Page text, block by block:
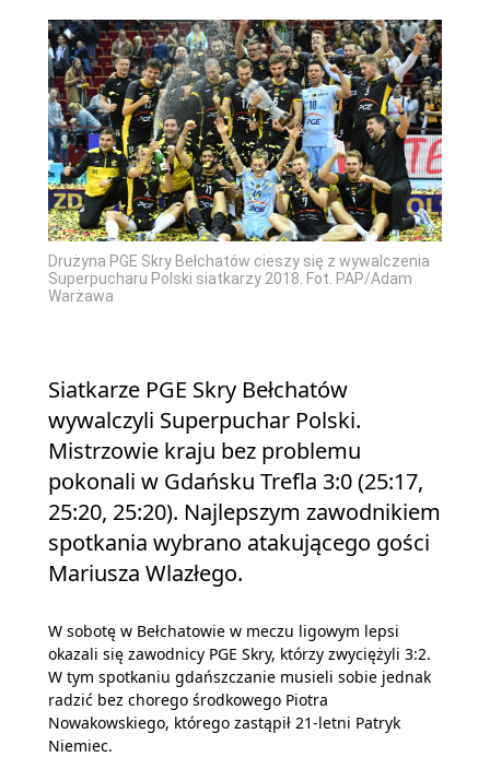
Drużyna PGE Skry Bełchatów cieszy się z wywalczenia
Superpucharu Polski siatkarzy 2018. Fot. PAP/Adam
Warżawa
Siatkarze PGE Skry Bełchatów
wywalczyli Superpuchar Polski.
Mistrzowie kraju bez problemu
pokonali w Gdańsku Trefla 3:0 (25:17,
25:20, 25:20). Najlepszym zawodnikiem
spotkania wybrano atakującego gości
Mariusza Wlazłego.
W sobotę w Bełchatowie w meczu ligowym lepsi
okazali się zawodnicy PGE Skry, którzy zwyciężyli 3:2.
W tym spotkaniu gdańszczanie musieli sobie jednak
radzić bez chorego środkowego Piotra
Nowakowskiego, którego zastąpił 21-letni Patryk
Niemiec.